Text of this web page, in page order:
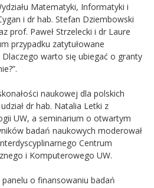
Matematyki, Informatyki i
i dr hab. Stefan Dziembowski
prof. Paweł Strzelecki i dr Laure
przypadku zatytułowane
Dlaczego warto się ubiegać o granty
naukowej dla polskich
dr hab. Natalia Letki z
UW, a seminarium o otwartym
badań naukowych moderował
Centrum
i Komputerowego UW.
o finansowaniu badań